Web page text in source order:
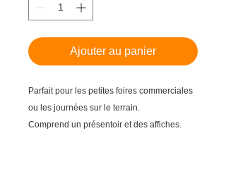
Ajouter au panier
Parfait pour les petites foires commerciales
ou les journées sur le terrain.
Comprend un présentoir et des affiches.